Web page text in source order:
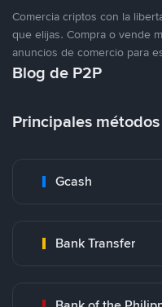
Comercia criptos con la
que elijas. Compra o vende
anuncios de comercio para
Blog de P2P
Principales
Gcash
Bank Transfer